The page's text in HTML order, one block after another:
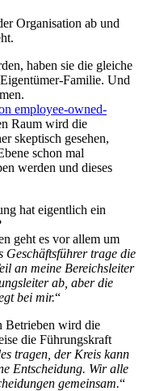
Organisation ab und
haben sie die gleiche
Familie. Und
employee-owned-
Raum wird die
skeptisch gesehen,
schon mal
werden und dieses
hat eigentlich ein
geht es vor allem um
Geschäftsführer trage die
an meine Bereichsleiter
ab, aber die
bei mir.“
Betrieben wird die
die Führungskraft
tragen, der Kreis kann
Entscheidung. Wir alle
gemeinsam.“